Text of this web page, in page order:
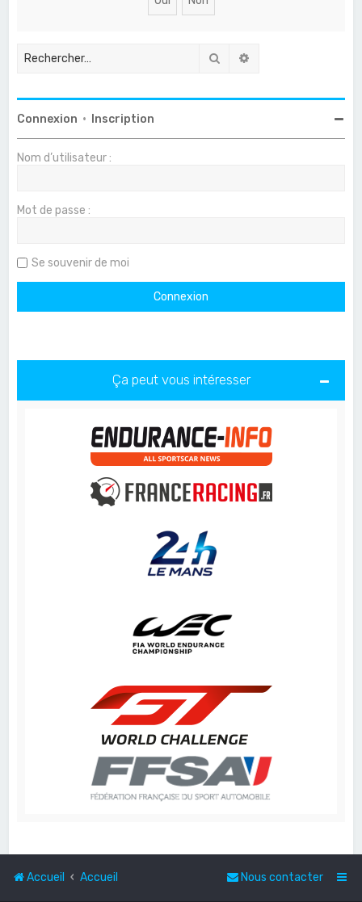
Rechercher
Connexion • Inscription
Nom d’utilisateur :
Mot de passe :
Se souvenir de moi
Ça peut vous intéresser
Accueil Accueil Nous contacter